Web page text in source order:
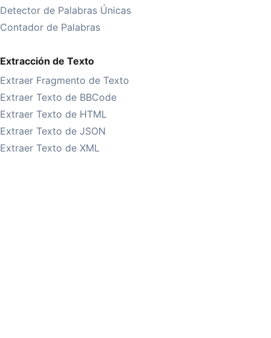
Detector de Palabras Únicas
Contador de Palabras
Extracción de Texto
Extraer Fragmento de Texto
Extraer Texto de BBCode
Extraer Texto de HTML
Extraer Texto de JSON
Extraer Texto de XML